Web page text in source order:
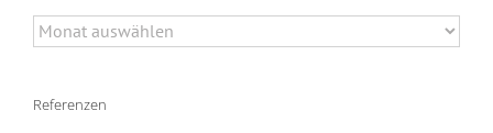
Archiv
Referenzen